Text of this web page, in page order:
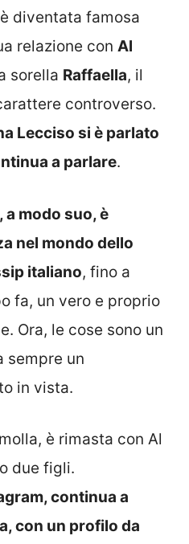
diventata famosa
relazione con Al
sorella Raffaella, il
controverso.
Lecciso si è parlato
a parlare.
modo suo, è
nel mondo dello
italiano, fino a
fa, un vero e proprio
Ora, le cose sono un
sempre un
in vista.
è rimasta con Al
due figli.
continua a
con un profilo da